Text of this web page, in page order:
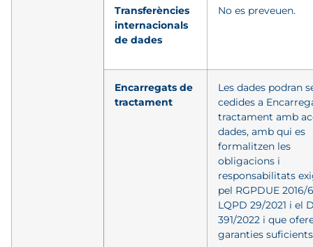
Transferències
internacionals
de dades
No es preveuen.
Encarregats de
tractament
Les dades podran
cedides a
tractament amb
dades, amb qui es
formalitzen les
obligacions i
responsabilitats
pel RGPDUE 2016/
LQPD 29/2021 i el
391/2022 i que
garanties